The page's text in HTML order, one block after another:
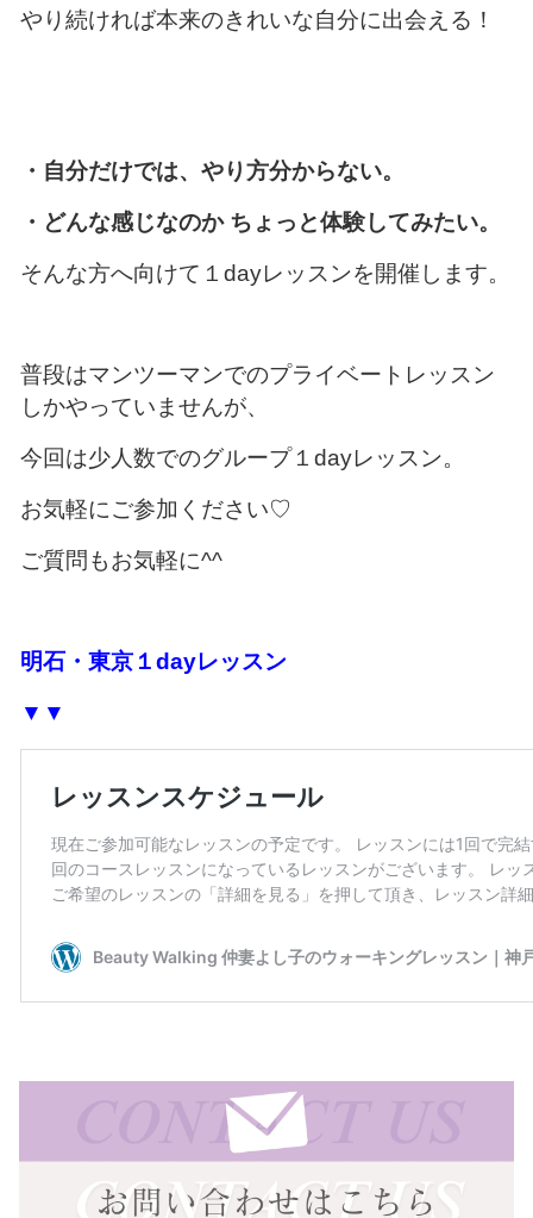
やり続ければ本来のきれいな自分に出会える！
・自分だけでは、やり方分からない。
・どんな感じなのか ちょっと体験してみたい。
そんな方へ向けて１dayレッスンを開催します。
普段はマンツーマンでのプライベートレッスン
しかやっていませんが、
今回は少人数でのグループ１dayレッスン。
お気軽にご参加ください♡
ご質問もお気軽に^^
明石・東京１dayレッスン
▼▼